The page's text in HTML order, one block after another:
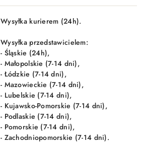
Wyślij
Wysyłka kurierem (24h).
Wysyłka przedstawicielem:
- Śląskie (24h),
- Małopolskie (7-14 dni),
- Łódzkie (7-14 dni),
- Mazowieckie (7-14 dni),
- Lubelskie (7-14 dni),
- Kujawsko-Pomorskie (7-14 dni),
- Podlaskie (7-14 dni),
- Pomorskie (7-14 dni),
- Zachodniopomorskie (7-14 dni).